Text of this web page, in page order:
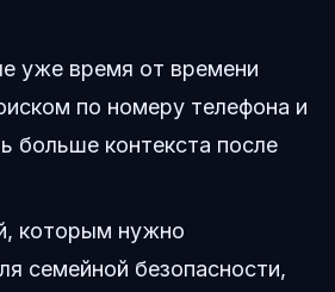
уже время от времени
по номеру телефона и
больше контекста после
которым нужно
семейной безопасности,